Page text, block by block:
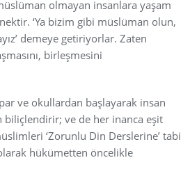
olmayan insanlara yaşam
‘Ya bizim gibi müslüman olun,
demeye getiriyorlar. Zaten
birleşmesini
ve okullardan başlayarak insan
biliçlendirir; ve de her inanca eşit
‘Zorunlu Din Derslerine’ tabi
hükümetten öncelikle